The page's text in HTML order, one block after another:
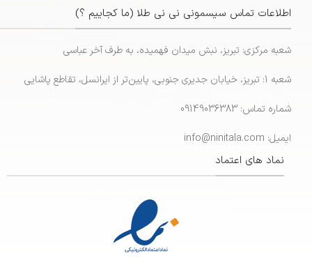
اطلاعات تماس سیسمونی نی نی طلا (ما کجاییم ؟)
شعبه مرکزی: تبریز، نبش میدان فهمیده، به طرف آخر عباسی
شعبه 1: تبریز، خیابان جدیری جنوبی، پایین‌تر از ایرانسل، تقاطع پاشایی
شماره تماس: 09149036383
ایمیل: info@ninitala.com
نماد های اعتماد